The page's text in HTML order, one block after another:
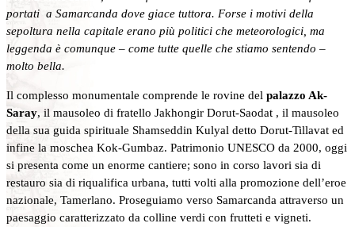
portati a Samarcanda dove giace tuttora. Forse i motivi della
sepoltura nella capitale erano più politici che meteorologici, ma
leggenda è comunque – come tutte quelle che stiamo sentendo –
molto bella.
Il complesso monumentale comprende le rovine del palazzo Ak-
Saray, il mausoleo di fratello Jakhongir Dorut-Saodat , il mausoleo
della sua guida spirituale Shamseddin Kulyal detto Dorut-Tillavat ed
infine la moschea Kok-Gumbaz. Patrimonio UNESCO da 2000, oggi
si presenta come un enorme cantiere; sono in corso lavori sia di
restauro sia di riqualifica urbana, tutti volti alla promozione dell’eroe
nazionale, Tamerlano. Proseguiamo verso Samarcanda attraverso un
paesaggio caratterizzato da colline verdi con frutteti e vigneti.